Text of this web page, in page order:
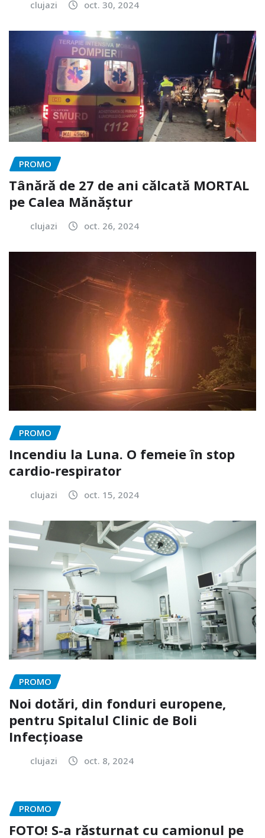
clujazi oct. 30, 2024
PROMO
Tânără de 27 de ani călcată MORTAL
pe Calea Mănăștur
clujazi oct. 26, 2024
PROMO
Incendiu la Luna. O femeie în stop
cardio-respirator
clujazi oct. 15, 2024
PROMO
Noi dotări, din fonduri europene,
pentru Spitalul Clinic de Boli
Infecțioase
clujazi oct. 8, 2024
PROMO
FOTO! S-a răsturnat cu camionul pe